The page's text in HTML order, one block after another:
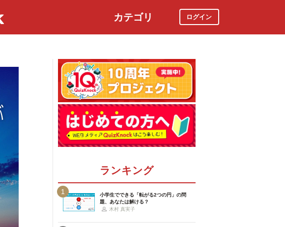
カテゴリ ログイン
ランキング
1
小学生でできる「転がる2つの円」の問
題、あなたは解ける？
木村 真実子